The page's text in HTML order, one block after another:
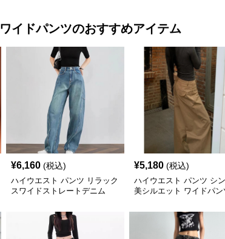
ワイドパンツのおすすめアイテム
¥6,160 (税込)
ハイウエスト パンツ リラック
スワイドストレートデニム
¥5,180 (税込)
ハイウエスト パンツ シ
美シルエット ワイドパン